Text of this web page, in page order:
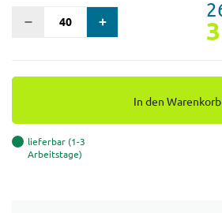
In den Warenkorb
lieferbar (1-3
Arbeitstage)